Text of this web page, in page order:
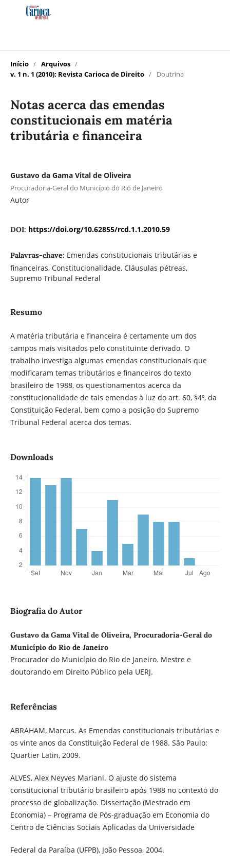
Início / Arquivos /
v. 1 n. 1 (2010): Revista Carioca de Direito / Doutrina
Notas acerca das emendas
constitucionais em matéria
tributária e financeira
Gustavo da Gama Vital de Oliveira
Procuradoria-Geral do Município do Rio de Janeiro
Autor
DOI: https://doi.org/10.62855/rcd.1.1.2010.59
Palavras-chave: Emendas constitucionais tributárias e
financeiras, Constitucionalidade, Cláusulas pétreas,
Supremo Tribunal Federal
Resumo
A matéria tributária e financeira é certamente um dos
campos mais visitados pelo constituinte derivado. O
trabalho investiga algumas emendas constitucionais que
modificaram temas tributários e financeiros do texto
brasileiro de 1988, os questionamentos acerca da
constitucionalidade de tais emendas à luz do art. 60, §4º, da
Constituição Federal, bem como a posição do Supremo
Tribunal Federal acerca dos temas.
Downloads
Biografia do Autor
Gustavo da Gama Vital de Oliveira, Procuradoria-Geral do
Município do Rio de Janeiro
Procurador do Município do Rio de Janeiro. Mestre e
doutorando em Direito Público pela UERJ.
Referências
ABRAHAM, Marcus. As Emendas constitucionais tributárias e
os vinte anos da Constituição Federal de 1988. São Paulo:
Quartier Latin, 2009.
ALVES, Alex Neyves Mariani. O ajuste do sistema
constitucional tributário brasileiro após 1988 no contexto do
processo de globalização. Dissertação (Mestrado em
Economia) – Programa de Pós-graduação em Economia do
Centro de Ciências Sociais Aplicadas da Universidade
Federal da Paraíba (UFPB), João Pessoa, 2004.